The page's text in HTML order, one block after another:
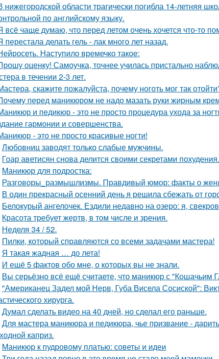
нижегородской области трагически погибла 14-летняя
по английскому языку.
всё чаще думаю, что перед летом очень хочется что-то
перестала делать гель - лак много лет назад.
Наступило времечко такое:
оценку! Самоучка, точнее училась пристально
в течении 2-3 лет.
скажите пожалуйста, почему ноготь мог так
перед маникюром не надо мазать руки жирным
и педикюр - это не просто процедура ухода за
гармонии и совершенства.
- это не просто красивые ногти!
Любовниц заводят только слабые мужчины.
Гоар аветисян снова делится своими секретами похудения.
Маникюр для подростка:
Разговоры_размышлизмы. Правдивый юмор: факты о
В один прекрасный осенний день я решила сбежать от
Белокурый ангелочек. Ездили недавно на озеро: я,
Красота требует жертв, в том числе и зрения.
Неделя 34 / 52.
Пилки, который справляются со всеми задачами мастера!
Я такая жадная … до лета!
И ещё 5 фактов обо мне, о которых вы не знали.
Вы серьёзно всё ещё считаете, что маникюр с "Кошачьим
"Американец Задел мой Нерв, Губа Висела Сосиской":
хирурга.
Думал сделать видео на 40 дней, но сделал его раньше.
Для мастера маникюра и педикюра, чье призвание -
каприз.
Маникюр к пудровому платью: советы и идеи